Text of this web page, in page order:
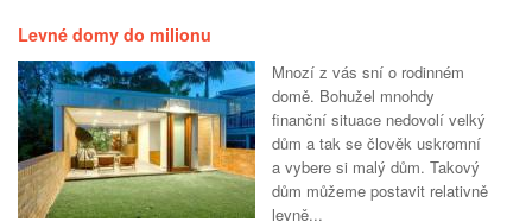
Levné domy do milionu
Mnozí z vás sní o rodinném
domě. Bohužel mnohdy
finanční situace nedovolí velký
dům a tak se člověk uskromní
a vybere si malý dům. Takový
dům můžeme postavit relativně
levně...